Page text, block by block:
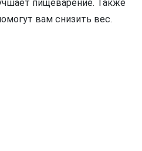
пищеварение. Также
вам снизить вес.